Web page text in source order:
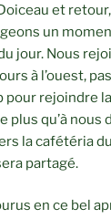
et
un
jour. Nous
à l’ouest,
pour rejoindre
plus qu’à nous
la cafétéria
partagé.
en ce bel